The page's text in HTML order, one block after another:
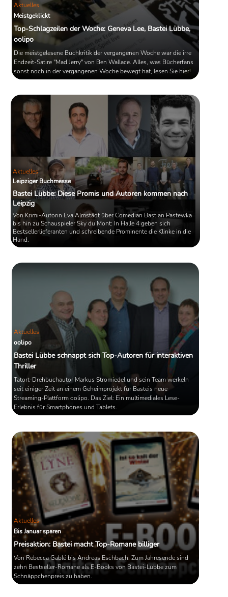
Aktuelles
Meistgeklickt
Top-Schlagzeilen der Woche: Geneva Lee, Bastei Lübbe,
oolipo
Die meistgelesene Buchkritik der vergangenen Woche war die irre
Endzeit-Satire "Mad Jerry" von Ben Wallace. Alles, was Bücherfans
sonst noch in der vergangenen Woche bewegt hat, lesen Sie hier!
Aktuelles
Leipziger Buchmesse
Bastei Lübbe: Diese Promis und Autoren kommen nach
Leipzig
Von Krimi-Autorin Eva Almstädt über Comedian Bastian Pastewka
bis hin zu Schauspieler Sky du Mont: In Halle 4 geben sich
Bestsellerlieferanten und schreibende Prominente die Klinke in die
Hand.
Aktuelles
oolipo
Bastei Lübbe schnappt sich Top-Autoren für interaktiven
Thriller
Tatort-Drehbuchautor Markus Stromiedel und sein Team werkeln
seit einiger Zeit an einem Geheimprojekt für Basteis neue
Streaming-Plattform oolipo. Das Ziel: Ein multimediales Lese-
Erlebnis für Smartphones und Tablets.
Aktuelles
Bis Januar sparen
Preisaktion: Bastei macht Top-Romane billiger
Von Rebecca Gablé bis Andreas Eschbach: Zum Jahresende sind
zehn Bestseller-Romane als E-Books von Bastei-Lübbe zum
Schnäppchenpreis zu haben.